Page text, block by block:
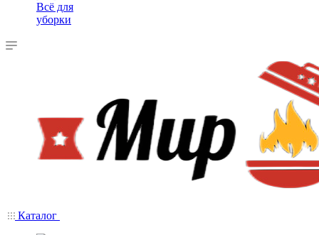
Всё для
уборки
Каталог